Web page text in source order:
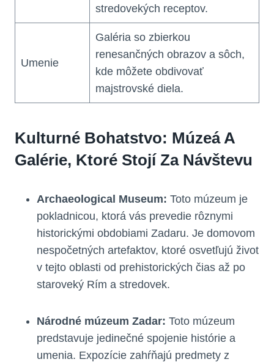
stredovekých receptov.
Umenie
Galéria so zbierkou
renesančných obrazov a sôch,
kde môžete obdivovať
majstrovské diela.
Kulturné Bohatstvo: Múzeá A
Galérie, Ktoré Stojí Za Návštevu
Archaeological Museum: Toto múzeum je
pokladnicou, ktorá vás prevedie rôznymi
historickými obdobiami Zadaru. Je domovom
nespočetných artefaktov, ktoré osvetľujú život
v tejto oblasti od prehistorických čias až po
staroveký Rím a stredovek.
Národné múzeum Zadar: Toto múzeum
predstavuje jedinečné spojenie histórie a
umenia. Expozície zahŕňajú predmety z